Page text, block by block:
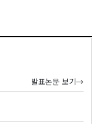
발표논문 보기→